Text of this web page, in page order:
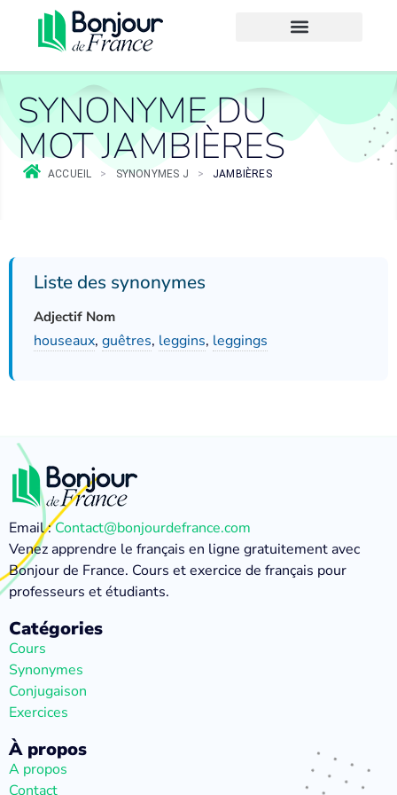
SYNONYME DU
MOT JAMBIÈRES
ACCUEIL > SYNONYMES J > JAMBIÈRES
Liste des synonymes
Adjectif Nom
houseaux, guêtres, leggins, leggings
Email :Contact@bonjourdefrance.com
Venez apprendre le français en ligne gratuitement avec
Bonjour de France. Cours et exercice de français pour
professeurs et étudiants.
Catégories
Cours
Synonymes
Conjugaison
Exercices
À propos
A propos
Contact